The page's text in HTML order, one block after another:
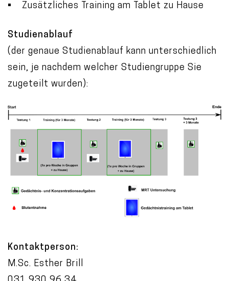
• Zusätzliches Training am Tablet zu Hause
Studienablauf
(der genaue Studienablauf kann unterschiedlich
sein, je nachdem welcher Studiengruppe Sie
zugeteilt wurden):
Kontaktperson:
M.Sc. Esther Brill